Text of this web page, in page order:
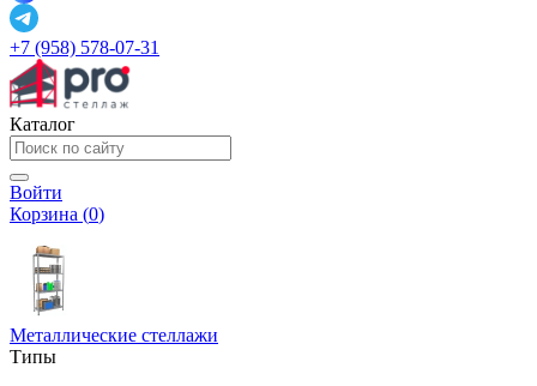
+7 (958) 578-07-31
Каталог
Войти
Корзина (0)
Металлические стеллажи
Типы